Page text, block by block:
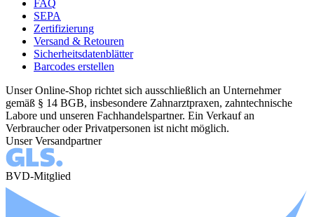
FAQ
SEPA
Zertifizierung
Versand & Retouren
Sicherheitsdatenblätter
Barcodes erstellen
Unser Online-Shop richtet sich ausschließlich an Unternehmer
gemäß § 14 BGB, insbesondere Zahnarztpraxen, zahntechnische
Labore und unseren Fachhandelspartner. Ein Verkauf an
Verbraucher oder Privatpersonen ist nicht möglich.
Unser Versandpartner
BVD-Mitglied